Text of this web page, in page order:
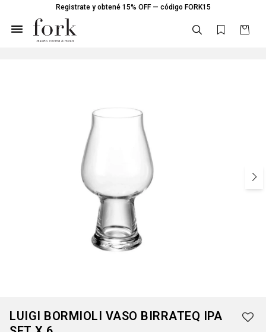
Registrate y obtené 15% OFF — código FORK15

LUIGI BORMIOLI VASO BIRRATEQ IPA